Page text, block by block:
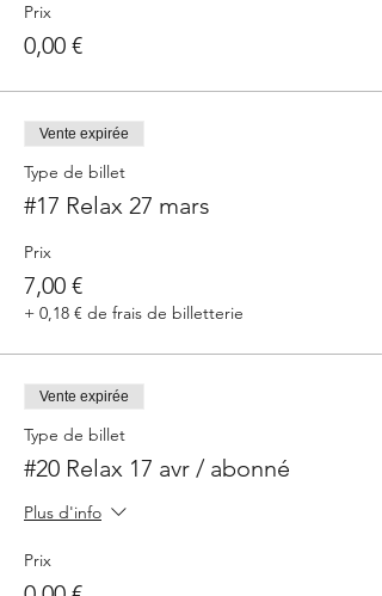
Prix
0,00 €
Vente expirée
Type de billet
#17 Relax 27 mars
Prix
7,00 €
+ 0,18 € de frais de billetterie
Vente expirée
Type de billet
#20 Relax 17 avr / abonné
Plus d'info
Prix